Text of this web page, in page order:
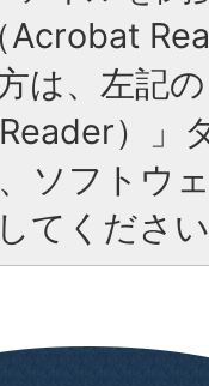
Acrobat
は、左記
）」
ソフトウ
てくださ